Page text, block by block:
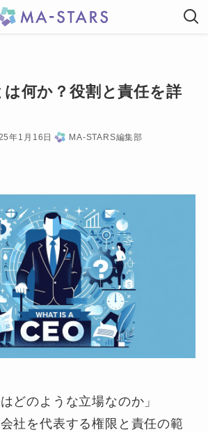
は何か？役割と責任を詳
年1月16日 MA-STARS編集部
どのような立場なのか」
会社を代表する権限と責任の範